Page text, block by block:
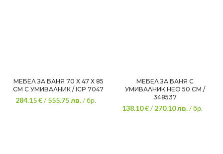
МЕБЕЛ ЗА БАНЯ 70 Х 47 Х 85
СМ С УМИВАЛНИК / ICP 7047
284.15 €/555.75лв./ бр.
МЕБЕЛ ЗА БАНЯ С
УМИВАЛНИК НЕО 50 СМ /
348537
138.10 €/270.10лв./ бр.